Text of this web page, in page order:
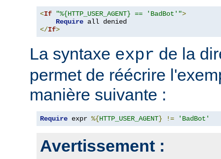
<If "%{HTTP_USER_AGENT} == 'BadBot'">
Require
</If>
La syntaxe expr de la
permet de réécrire
manière suivante :
Require expr %{HTTP_USER_AGENT} != 'BadBot'
Avertissement :